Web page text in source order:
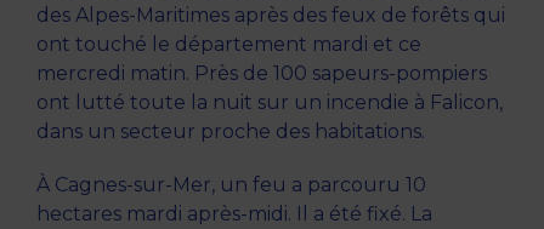
des Alpes-Maritimes après des feux de forêts qui
ont touché le département mardi et ce
mercredi matin. Près de 100 sapeurs-pompiers
ont lutté toute la nuit sur un incendie à Falicon,
dans un secteur proche des habitations.
À Cagnes-sur-Mer, un feu a parcouru 10
hectares mardi après-midi. Il a été fixé. La